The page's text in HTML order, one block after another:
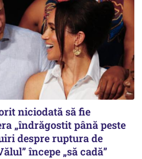
niciodată să fie
„îndrăgostit până peste
despre ruptura de
începe „să cadă”